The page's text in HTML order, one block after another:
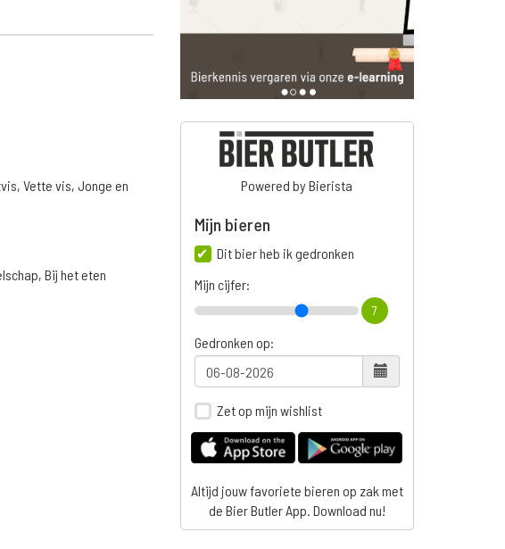
Vette vis, Jonge en
Bij het eten
Powered by Bierista
Mijn bieren
Dit bier heb ik gedronken
Mijn cijfer:
7
Gedronken op:
Zet op mijn wishlist
Altijd jouw favoriete bieren op zak met
de Bier Butler App. Download nu!